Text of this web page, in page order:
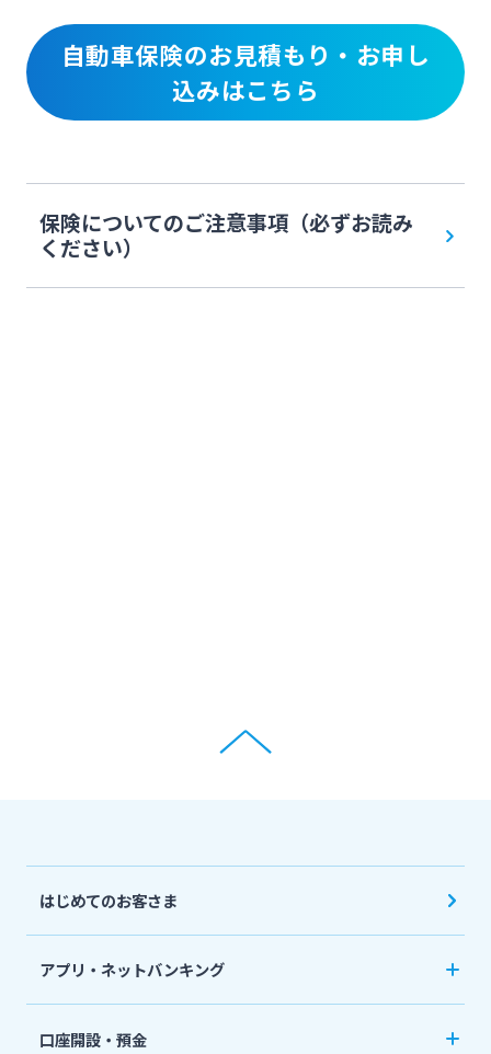
自動車保険のお見積もり・お申し
込みはこちら
保険についてのご注意事項（必ずお読み
ください）
はじめてのお客さま
アプリ・ネットバンキング
口座開設・預金